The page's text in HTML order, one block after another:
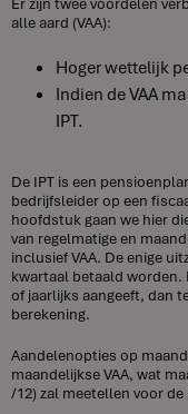
alle aard (VAA):
Hoger wettelijk
Indien de VAA
IPT.
De IPT is een
bedrijfsleider op een
hoofdstuk gaan we hier
van regelmatige en
inclusief VAA. De enige
kwartaal betaald worden.
of jaarlijks aangeeft, dan
berekening.
Aandelenopties op
maandelijkse VAA, wat
/12) zal meetellen voor de